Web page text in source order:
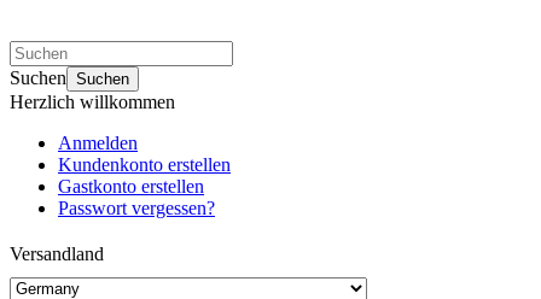
Suchen Suchen
Herzlich willkommen
Anmelden
Kundenkonto erstellen
Gastkonto erstellen
Passwort vergessen?
Versandland